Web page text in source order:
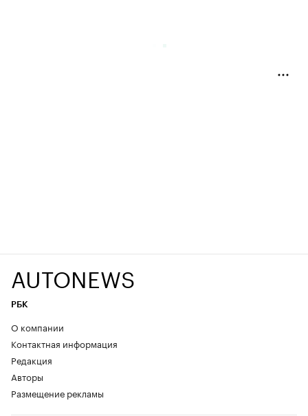
AUTONEWS
РБК
О компании
Контактная информация
Редакция
Авторы
Размещение рекламы